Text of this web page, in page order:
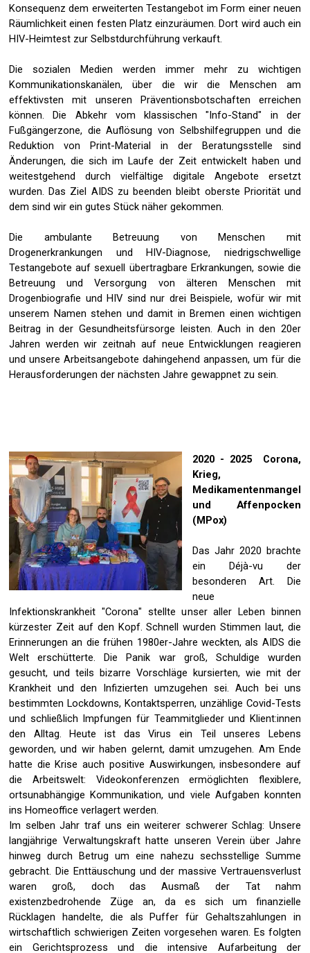
Konsequenz dem erweiterten Testangebot im Form einer neuen
Räumlichkeit einen festen Platz einzuräumen. Dort wird auch ein
HIV-Heimtest zur Selbstdurchführung verkauft.
Die sozialen Medien werden immer mehr zu wichtigen
Kommunikationskanälen, über die wir die Menschen am
effektivsten mit unseren Präventionsbotschaften erreichen
können. Die Abkehr vom klassischen "Info-Stand" in der
Fußgängerzone, die Auflösung von Selbshilfegruppen und die
Reduktion von Print-Material in der Beratungsstelle sind
Änderungen, die sich im Laufe der Zeit entwickelt haben und
weitestgehend durch vielfältige digitale Angebote ersetzt
wurden. Das Ziel AIDS zu beenden bleibt oberste Priorität und
dem sind wir ein gutes Stück näher gekommen.
Die ambulante Betreuung von Menschen mit
Drogenerkrankungen und HIV-Diagnose, niedrigschwellige
Testangebote auf sexuell übertragbare Erkrankungen, sowie die
Betreuung und Versorgung von älteren Menschen mit
Drogenbiografie und HIV sind nur drei Beispiele, wofür wir mit
unserem Namen stehen und damit in Bremen einen wichtigen
Beitrag in der Gesundheitsfürsorge leisten. Auch in den 20er
Jahren werden wir zeitnah auf neue Entwicklungen reagieren
und unsere Arbeitsangebote dahingehend anpassen, um für die
Herausforderungen der nächsten Jahre gewappnet zu sein.
2020 - 2025 Corona,
Krieg,
Medikamentenmangel
und Affenpocken
(MPox)
Das Jahr 2020 brachte
ein Déjà-vu der
besonderen Art. Die
neue
Infektionskrankheit "Corona" stellte unser aller Leben binnen
kürzester Zeit auf den Kopf. Schnell wurden Stimmen laut, die
Erinnerungen an die frühen 1980er-Jahre weckten, als AIDS die
Welt erschütterte. Die Panik war groß, Schuldige wurden
gesucht, und teils bizarre Vorschläge kursierten, wie mit der
Krankheit und den Infizierten umzugehen sei. Auch bei uns
bestimmten Lockdowns, Kontaktsperren, unzählige Covid-Tests
und schließlich Impfungen für Teammitglieder und Klient:innen
den Alltag. Heute ist das Virus ein Teil unseres Lebens
geworden, und wir haben gelernt, damit umzugehen. Am Ende
hatte die Krise auch positive Auswirkungen, insbesondere auf
die Arbeitswelt: Videokonferenzen ermöglichten flexiblere,
ortsunabhängige Kommunikation, und viele Aufgaben konnten
ins Homeoffice verlagert werden.
Im selben Jahr traf uns ein weiterer schwerer Schlag: Unsere
langjährige Verwaltungskraft hatte unseren Verein über Jahre
hinweg durch Betrug um eine nahezu sechsstellige Summe
gebracht. Die Enttäuschung und der massive Vertrauensverlust
waren groß, doch das Ausmaß der Tat nahm
existenzbedrohende Züge an, da es sich um finanzielle
Rücklagen handelte, die als Puffer für Gehaltszahlungen in
wirtschaftlich schwierigen Zeiten vorgesehen waren. Es folgten
ein Gerichtsprozess und die intensive Aufarbeitung der